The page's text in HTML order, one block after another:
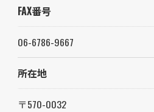
FAX番号
06-6786-9667
所在地
〒570-0032